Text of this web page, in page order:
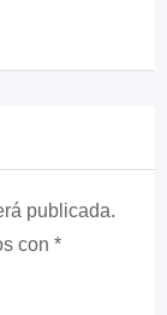
publicada.
con *